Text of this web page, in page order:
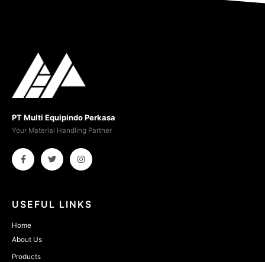
PT Multi Equipindo Perkasa
Your Material Handling Partner
USEFUL LINKS
Home
About Us
Products